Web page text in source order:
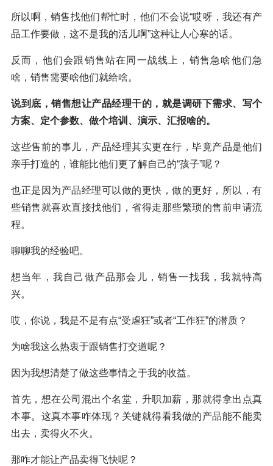
所以啊，销售找他们帮忙时，他们不会说“哎呀，我还有产
品工作要做，这不是我的活儿啊”这种让人心寒的话。
反而，他们会跟销售站在同一战线上，销售急啥他们急
啥，销售需要啥他们就给啥。
说到底，销售想让产品经理干的，就是调研下需求、写个
方案、定个参数、做个培训、演示、汇报啥的。
这些售前的事儿，产品经理其实更在行，毕竟产品是他们
亲手打造的，谁能比他们更了解自己的“孩子”呢？
也正是因为产品经理可以做的更快，做的更好，所以，有
些销售就喜欢直接找他们，省得走那些繁琐的售前申请流
程。
聊聊我的经验吧。
想当年，我自己做产品那会儿，销售一找我，我就特高
兴。
哎，你说，我是不是有点“受虐狂”或者“工作狂”的潜质？
为啥我这么热衷于跟销售打交道呢？
因为我想清楚了做这些事情之于我的收益。
首先，想在公司混出个名堂，升职加薪，那就得拿出点真
本事。这真本事咋体现？关键就得看我做的产品能不能卖
出去，卖得火不火。
那咋才能让产品卖得飞快呢？